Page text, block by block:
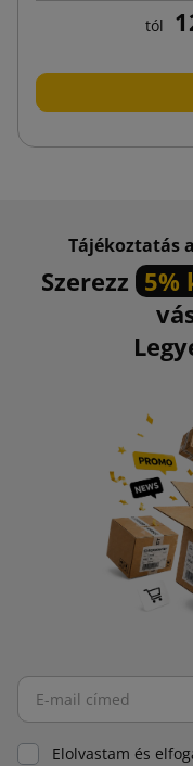
tól
Tájékoztatás
Szerezz 5%
Elolvastam és